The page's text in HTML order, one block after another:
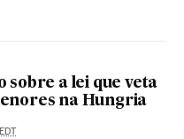
a lei que veta
na Hungria
EDT